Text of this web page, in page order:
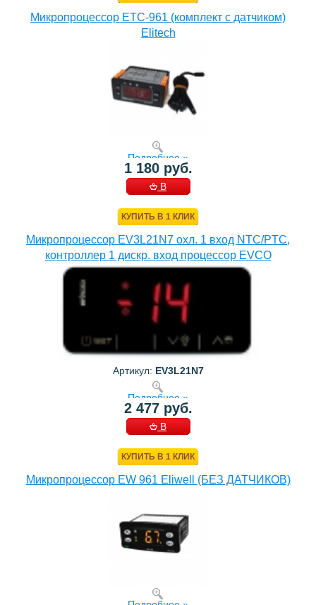
Микропроцессор ETC-961 (комплект c датчиком)
Elitech
Подробнее »
1 180 руб.
В
КУПИТЬ В 1 КЛИК
Микропроцессор EV3L21N7 охл. 1 вход NTC/PTC,
контроллер 1 дискр. вход процессор EVCO
Артикул: EV3L21N7
Подробнее »
2 477 руб.
В
КУПИТЬ В 1 КЛИК
Микропроцессор EW 961 Eliwell (БЕЗ ДАТЧИКОВ)